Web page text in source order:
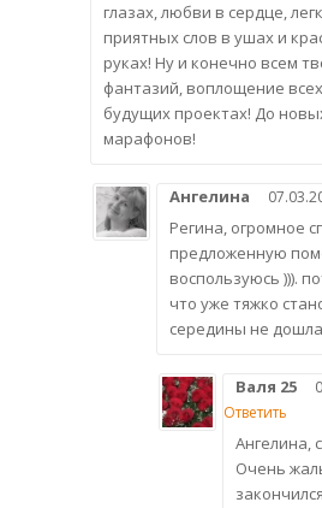
глазах, любви в сердце,
приятных слов в ушах и
руках! Ну и конечно всем
фантазий, воплощение
будущих проектах! До
марафонов!
Ангелина
Регина, огромное
предложенную
воспользуюсь ))).
что уже тяжко
середины не
Валя 25
Ответить
Ангелина,
Очень